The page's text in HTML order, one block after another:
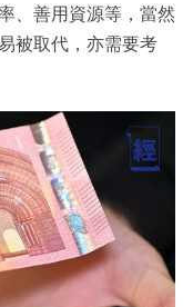
、善用資源等，當然
被取代，亦需要考